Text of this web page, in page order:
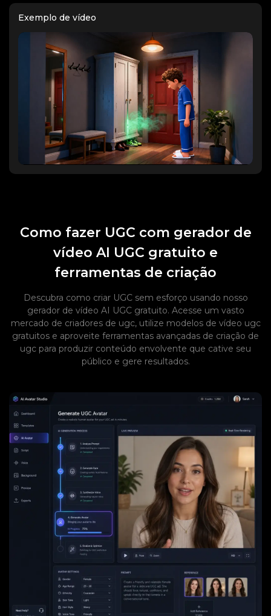
Exemplo de vídeo
Como fazer UGC com gerador de
vídeo AI UGC gratuito e
ferramentas de criação
Descubra como criar UGC sem esforço usando nosso
gerador de vídeo AI UGC gratuito. Acesse um vasto
mercado de criadores de ugc, utilize modelos de vídeo ugc
gratuitos e aproveite ferramentas avançadas de criação de
ugc para produzir conteúdo envolvente que cative seu
público e gere resultados.